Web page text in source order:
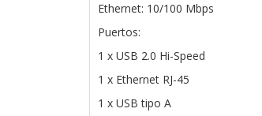
Ethernet: 10/100 Mbps
Puertos:
1 x USB 2.0 Hi-Speed
1 x Ethernet RJ-45
1 x USB tipo A